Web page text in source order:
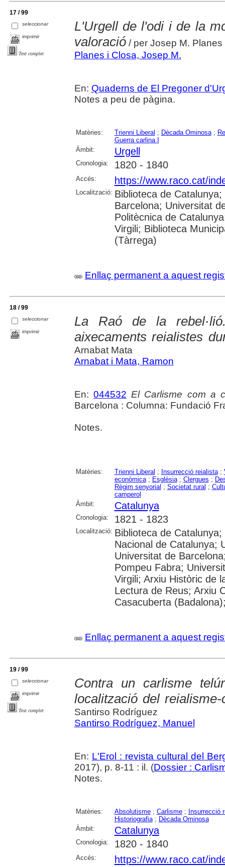
17 / 99
seleccionar
imprimir
Text complet
L'Urgell de l'odi i de la
valoració/ per Josep M. Planes
Planes i Closa, Josep M.
En: Quaderns de El Pregoner
Notes a peu de pàgina.
Matèries: Trienni Liberal ; Dècada Ominosa;
Guerra carlina I
Àmbit:
Urgell
Cronologia: 1820 - 1840
Accés: https://www.raco.cat/
Localització: Biblioteca de
Barcelona; Universitat
Politècnica de
Virgili; Biblioteca
(Tàrrega)
Enllaç permanent a aquest
18 / 99
seleccionar
imprimir
La Raó de la
aixecaments reialistes
Arnabat Mata
Arnabat i Mata, Ramon
En: 044532 El Carlisme com a
Barcelona : Columna: Fundació
Notes.
Matèries: Trienni Liberal ; Insurrecció reialista;
econòmica; Església; Clergues ;
Règim senyorial ; Societat rural ;
camperol
Àmbit:
Catalunya
Cronologia: 1821 - 1823
Localització: Biblioteca de
Nacional de Catalunya;
Universitat de
Pompeu Fabra;
Virgili; Arxiu Històric de
Lectura de Reus; Arxiu
Casacuberta
Enllaç permanent a aquest
19 / 99
seleccionar
imprimir
Text complet
Contra un carlisme
localització del
Santirso Rodríguez
Santirso Rodríguez, Manuel
En: L'Erol : revista cultural del
2017), p. 8-11 : il. (Dossier :
Notes.
Matèries: Absolutisme; Carlisme; Insurrecció
Historiografia; Dècada Ominosa
Àmbit:
Catalunya
Cronologia: 1820 - 1840
Accés: https://www.raco.cat/